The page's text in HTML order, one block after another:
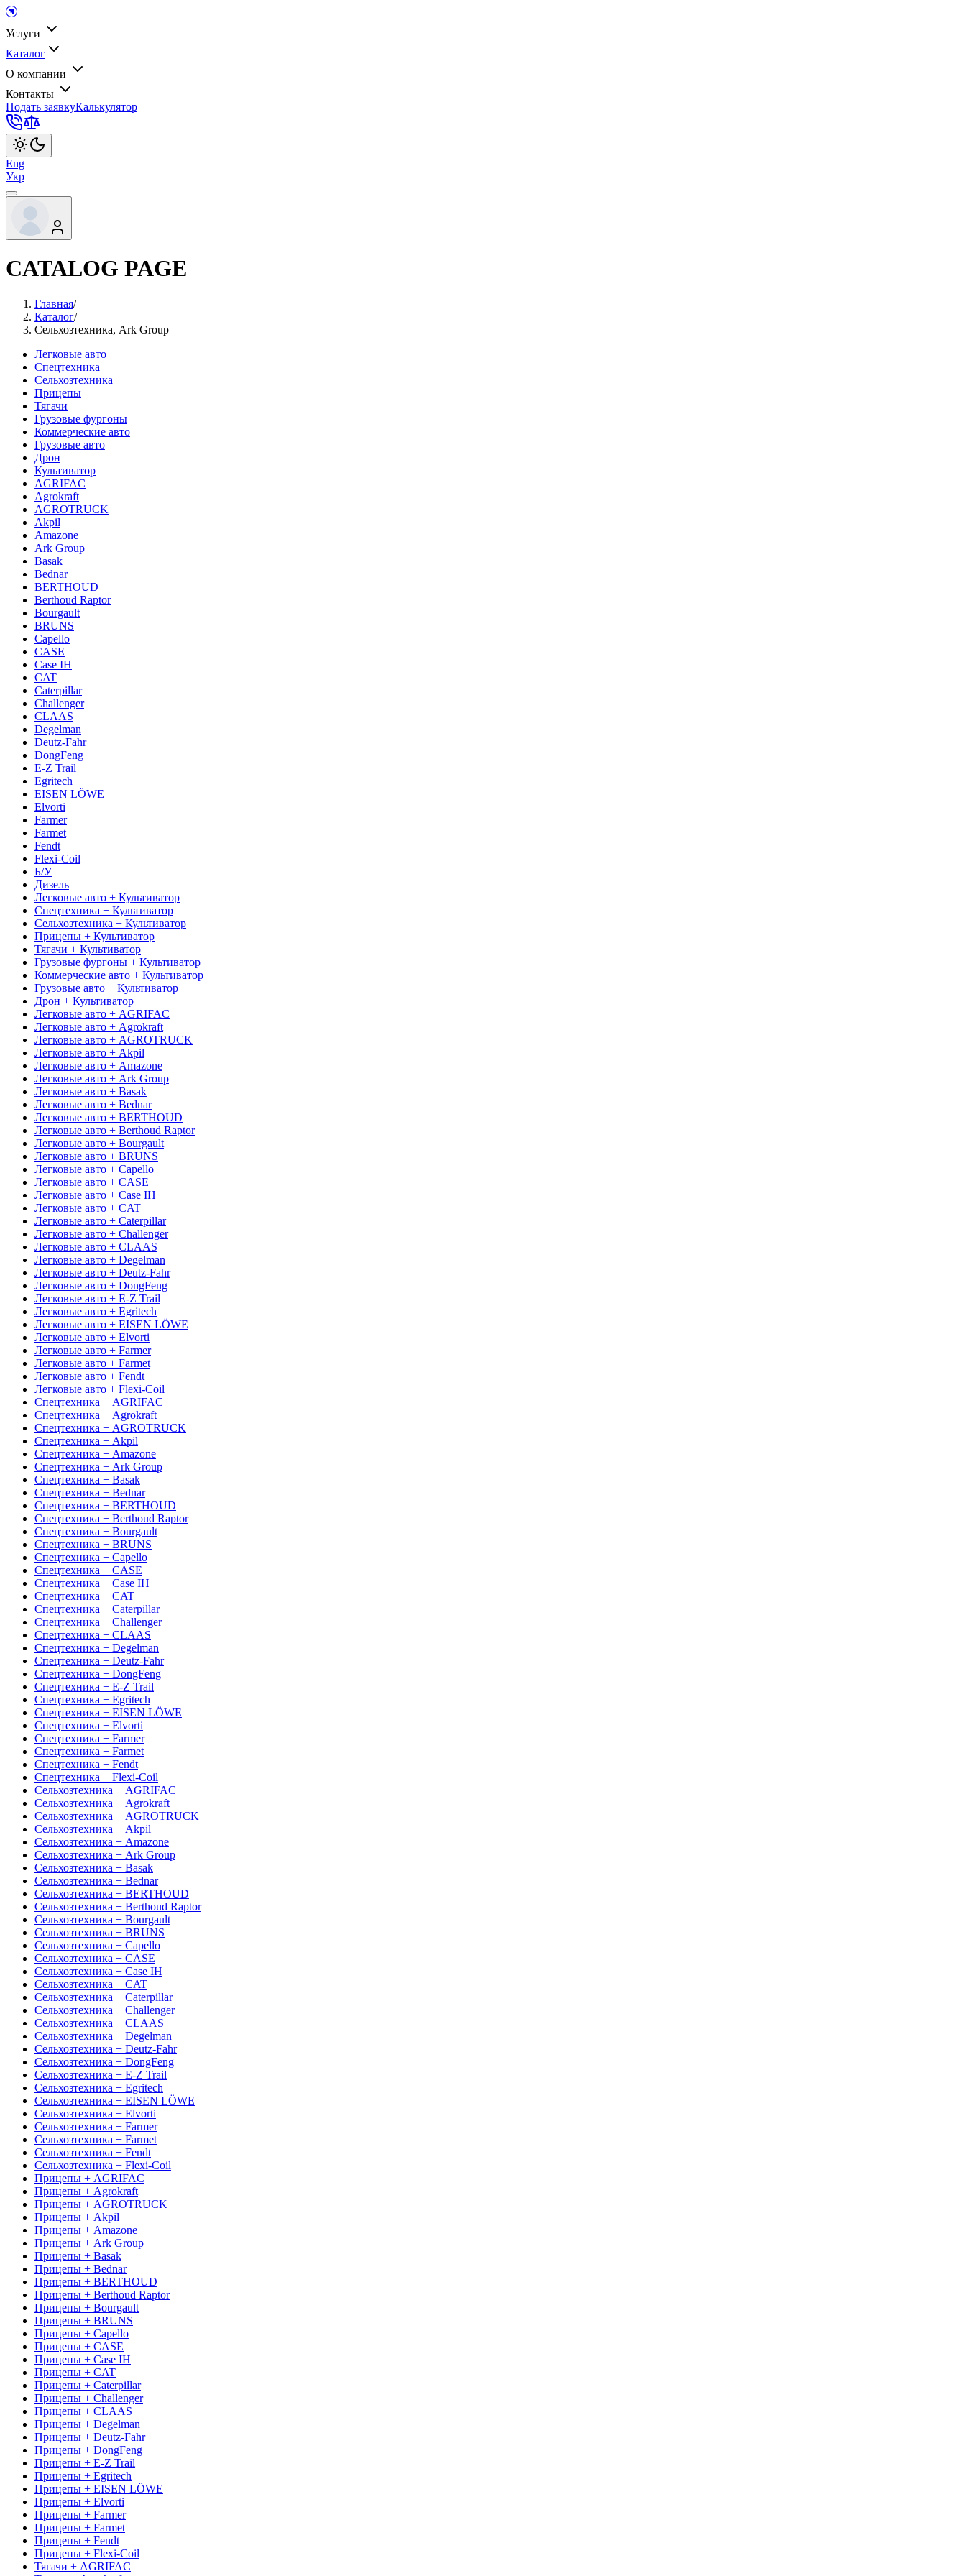
Услуги
Каталог
О компании
Контакты
Подать заявкуКалькулятор
Eng
Укр
CATALOG PAGE
Главная/
Каталог/
Сельхозтехника, Ark Group
Легковые авто
Спецтехника
Сельхозтехника
Прицепы
Тягачи
Грузовые фургоны
Коммерческие авто
Грузовые авто
Дрон
Культиватор
AGRIFAC
Agrokraft
AGROTRUCK
Akpil
Amazone
Ark Group
Basak
Bednar
BERTHOUD
Berthoud Raptor
Bourgault
BRUNS
Capello
CASE
Case IH
CAT
Caterpillar
Challenger
CLAAS
Degelman
Deutz-Fahr
DongFeng
E-Z Trail
Egritech
EISEN LÖWE
Elvorti
Farmer
Farmet
Fendt
Flexi-Coil
Б/У
Дизель
Легковые авто + Культиватор
Спецтехника + Культиватор
Сельхозтехника + Культиватор
Прицепы + Культиватор
Тягачи + Культиватор
Грузовые фургоны + Культиватор
Коммерческие авто + Культиватор
Грузовые авто + Культиватор
Дрон + Культиватор
Легковые авто + AGRIFAC
Легковые авто + Agrokraft
Легковые авто + AGROTRUCK
Легковые авто + Akpil
Легковые авто + Amazone
Легковые авто + Ark Group
Легковые авто + Basak
Легковые авто + Bednar
Легковые авто + BERTHOUD
Легковые авто + Berthoud Raptor
Легковые авто + Bourgault
Легковые авто + BRUNS
Легковые авто + Capello
Легковые авто + CASE
Легковые авто + Case IH
Легковые авто + CAT
Легковые авто + Caterpillar
Легковые авто + Challenger
Легковые авто + CLAAS
Легковые авто + Degelman
Легковые авто + Deutz-Fahr
Легковые авто + DongFeng
Легковые авто + E-Z Trail
Легковые авто + Egritech
Легковые авто + EISEN LÖWE
Легковые авто + Elvorti
Легковые авто + Farmer
Легковые авто + Farmet
Легковые авто + Fendt
Легковые авто + Flexi-Coil
Спецтехника + AGRIFAC
Спецтехника + Agrokraft
Спецтехника + AGROTRUCK
Спецтехника + Akpil
Спецтехника + Amazone
Спецтехника + Ark Group
Спецтехника + Basak
Спецтехника + Bednar
Спецтехника + BERTHOUD
Спецтехника + Berthoud Raptor
Спецтехника + Bourgault
Спецтехника + BRUNS
Спецтехника + Capello
Спецтехника + CASE
Спецтехника + Case IH
Спецтехника + CAT
Спецтехника + Caterpillar
Спецтехника + Challenger
Спецтехника + CLAAS
Спецтехника + Degelman
Спецтехника + Deutz-Fahr
Спецтехника + DongFeng
Спецтехника + E-Z Trail
Спецтехника + Egritech
Спецтехника + EISEN LÖWE
Спецтехника + Elvorti
Спецтехника + Farmer
Спецтехника + Farmet
Спецтехника + Fendt
Спецтехника + Flexi-Coil
Сельхозтехника + AGRIFAC
Сельхозтехника + Agrokraft
Сельхозтехника + AGROTRUCK
Сельхозтехника + Akpil
Сельхозтехника + Amazone
Сельхозтехника + Ark Group
Сельхозтехника + Basak
Сельхозтехника + Bednar
Сельхозтехника + BERTHOUD
Сельхозтехника + Berthoud Raptor
Сельхозтехника + Bourgault
Сельхозтехника + BRUNS
Сельхозтехника + Capello
Сельхозтехника + CASE
Сельхозтехника + Case IH
Сельхозтехника + CAT
Сельхозтехника + Caterpillar
Сельхозтехника + Challenger
Сельхозтехника + CLAAS
Сельхозтехника + Degelman
Сельхозтехника + Deutz-Fahr
Сельхозтехника + DongFeng
Сельхозтехника + E-Z Trail
Сельхозтехника + Egritech
Сельхозтехника + EISEN LÖWE
Сельхозтехника + Elvorti
Сельхозтехника + Farmer
Сельхозтехника + Farmet
Сельхозтехника + Fendt
Сельхозтехника + Flexi-Coil
Прицепы + AGRIFAC
Прицепы + Agrokraft
Прицепы + AGROTRUCK
Прицепы + Akpil
Прицепы + Amazone
Прицепы + Ark Group
Прицепы + Basak
Прицепы + Bednar
Прицепы + BERTHOUD
Прицепы + Berthoud Raptor
Прицепы + Bourgault
Прицепы + BRUNS
Прицепы + Capello
Прицепы + CASE
Прицепы + Case IH
Прицепы + CAT
Прицепы + Caterpillar
Прицепы + Challenger
Прицепы + CLAAS
Прицепы + Degelman
Прицепы + Deutz-Fahr
Прицепы + DongFeng
Прицепы + E-Z Trail
Прицепы + Egritech
Прицепы + EISEN LÖWE
Прицепы + Elvorti
Прицепы + Farmer
Прицепы + Farmet
Прицепы + Fendt
Прицепы + Flexi-Coil
Тягачи + AGRIFAC